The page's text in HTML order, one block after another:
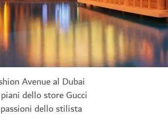
Avenue al Dubai
dello store Gucci
dello stilista